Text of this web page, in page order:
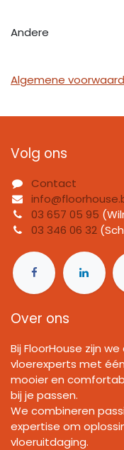
Andere
Algemene
Volg ons
Contact
03 657 05 95
03 346 06 32
Over ons
Bij FloorHouse zijn
vloerexperts met
mooier en
bij je passen.
We combineren
expertise om
vloeruitdaging.